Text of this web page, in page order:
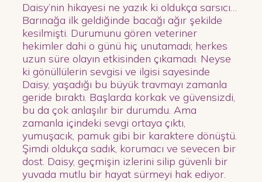
Daisy’nin hikayesi ne yazık ki oldukça sarsıcı…
Barınağa ilk geldiğinde bacağı ağır şekilde
kesilmişti. Durumunu gören veteriner
hekimler dahi o günü hiç unutamadı; herkes
uzun süre olayın etkisinden çıkamadı. Neyse
ki gönüllülerin sevgisi ve ilgisi sayesinde
Daisy, yaşadığı bu büyük travmayı zamanla
geride bıraktı. Başlarda korkak ve güvensizdi,
bu da çok anlaşılır bir durumdu. Ama
zamanla içindeki sevgi ortaya çıktı,
yumuşacık, pamuk gibi bir karaktere dönüştü.
Şimdi oldukça sadık, korumacı ve sevecen bir
dost. Daisy, geçmişin izlerini silip güvenli bir
yuvada mutlu bir hayat sürmeyi hak ediyor.